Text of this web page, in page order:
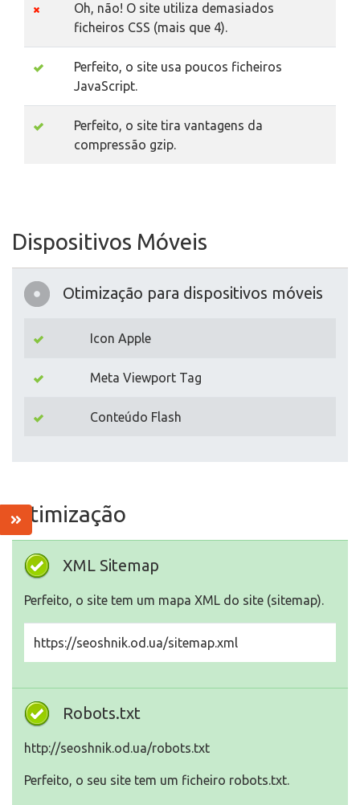
Oh, não! O site utiliza demasiados
ficheiros CSS (mais que 4).
Perfeito, o site usa poucos ficheiros
JavaScript.
Perfeito, o site tira vantagens da
compressão gzip.
Dispositivos Móveis
Otimização para dispositivos móveis
Icon Apple
Meta Viewport Tag
Conteúdo Flash
Otimização
XML Sitemap
Perfeito, o site tem um mapa XML do site (sitemap).
https://seoshnik.od.ua/sitemap.xml
Robots.txt
http://seoshnik.od.ua/robots.txt
Perfeito, o seu site tem um ficheiro robots.txt.